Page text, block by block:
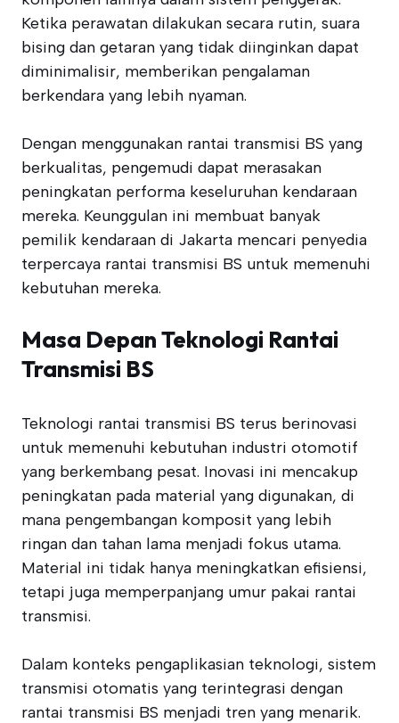
Ketika perawatan dilakukan secara rutin, suara
bising dan getaran yang tidak diinginkan dapat
diminimalisir, memberikan pengalaman
berkendara yang lebih nyaman.
Dengan menggunakan rantai transmisi BS yang
berkualitas, pengemudi dapat merasakan
peningkatan performa keseluruhan kendaraan
mereka. Keunggulan ini membuat banyak
pemilik kendaraan di Jakarta mencari penyedia
terpercaya rantai transmisi BS untuk memenuhi
kebutuhan mereka.
Masa Depan Teknologi Rantai
Transmisi BS
Teknologi rantai transmisi BS terus berinovasi
untuk memenuhi kebutuhan industri otomotif
yang berkembang pesat. Inovasi ini mencakup
peningkatan pada material yang digunakan, di
mana pengembangan komposit yang lebih
ringan dan tahan lama menjadi fokus utama.
Material ini tidak hanya meningkatkan efisiensi,
tetapi juga memperpanjang umur pakai rantai
transmisi.
Dalam konteks pengaplikasian teknologi, sistem
transmisi otomatis yang terintegrasi dengan
rantai transmisi BS menjadi tren yang menarik.